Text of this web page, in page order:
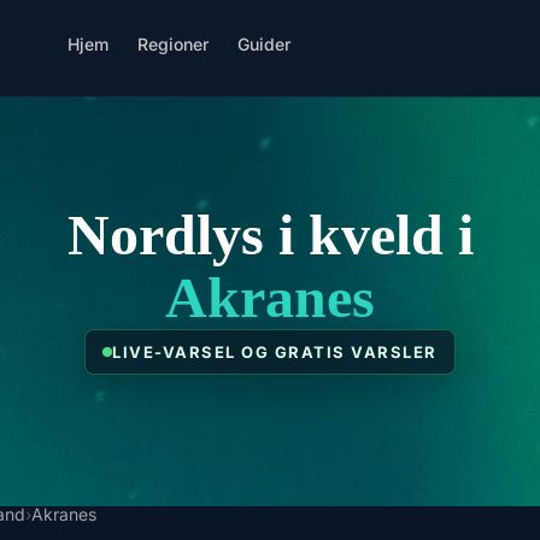
Hjem Regioner Guider
Nordlys i kveld i
Akranes
LIVE-VARSEL OG GRATIS VARSLER
›Akranes